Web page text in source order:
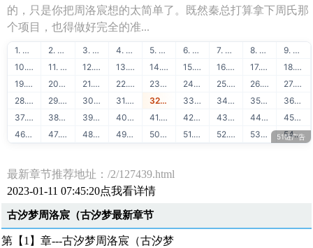
的，只是你把周洛宸想的太简单了。既然秦总打算拿下周氏那
个项目，也得做好完全的准...
1. ★明星趣事★ 2. 51链友链交换 3. 51链流量联盟 4. 51学堂在线学习 5. 88API保单识别 6. 51链免费交换 7. 51学堂免费课程 8. 88API发票识别
9. 51链买卖友链
10. 51学堂编程教程
11. 88API身份证识别 12. 51链泛目录出租 13. 51学堂SEO教程 14. 88API银行卡识别 15. 51链网站出售 16. 51学堂建站教程 17. 88API名片识别
18. 51链广告联盟
19. 51学堂精品推荐
20. 88API营业执照识别 21. 51链出租广告位 22. 51链站长赚钱 23. 51学堂运营干货 24. 88API行驶证识别 25. 51链软文出售 26. 51链流量出售
27. 88API驾驶证识别
28. 51链图文广告
29. 51链购买友链 30. 88API车牌号识别 31. 51链免费换链 32. 51链网站目录 33. 88API车架号识别 34. 51链网站转让 35. 51链软文外链
36. 88API通用文本识别
37. 51链网站排行
38. 51链友链检测 39. 88API二维码识别 40. 51学堂Java教程 41. 51学堂Python教程 42. 88API快递地址解析 43. 51学堂Golang教程 44. 51学堂前端开发
45. 88API OCR识别
46. 51学堂AI人工智能
47. 51学堂云计算运维 48. 51学堂出售源码 49. 51学堂SVIP会员 50. 51学堂IT教程 51. 51学堂大数据 52. 51链友链交换 53. 51链流量联盟 54. 51学堂在线学习
51链广告
最新章节推荐地址：/2/127439.html
2023-01-11 07:45:20点我看详情
古汐梦周洛宸（古汐梦最新章节
第【1】章---古汐梦周洛宸（古汐梦